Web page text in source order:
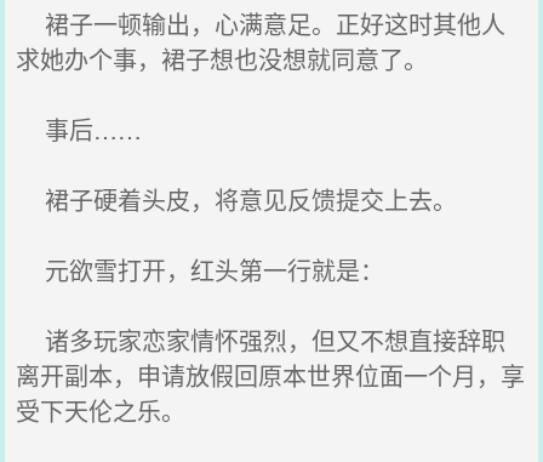
裙子一顿输出，心满意足。正好这时其他人
求她办个事，裙子想也没想就同意了。
事后……
裙子硬着头皮，将意见反馈提交上去。
元欲雪打开，红头第一行就是：
诸多玩家恋家情怀强烈，但又不想直接辞职
离开副本，申请放假回原本世界位面一个月，享
受下天伦之乐。